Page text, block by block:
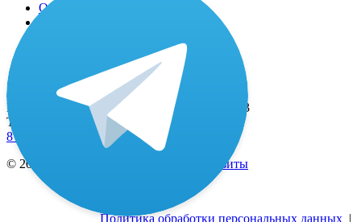
О миостимуляторе
Адрес
Москва, 2-й Рощинский пр-д, д. 8, офис 603
Телефоны
8 (800) 333-24-77(бесплатные звонки по РФ)
© 2021—2026 ИП Тюрин А.Ю. | Реквизиты
Политика обработки персональных данных |